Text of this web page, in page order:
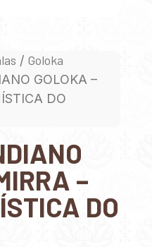
/ Goloka
GOLOKA –
DO
–
DO